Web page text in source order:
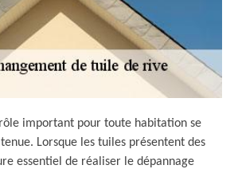
important pour toute habitation se
Lorsque les tuiles présentent des
essentiel de réaliser le dépannage